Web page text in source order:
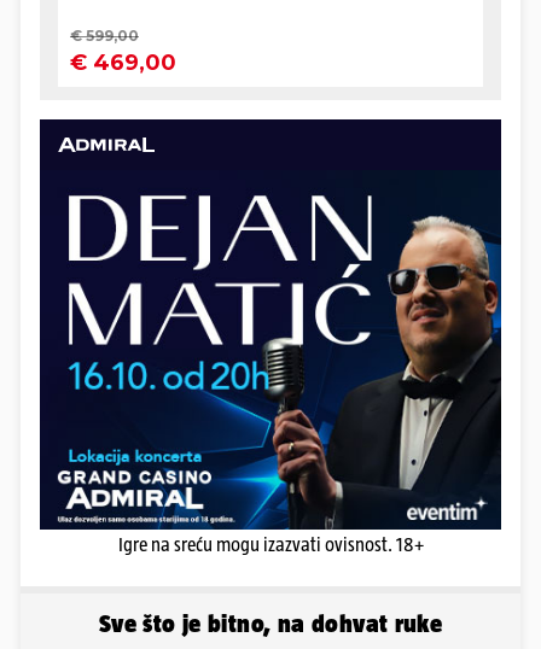
Igre na sreću mogu izazvati ovisnost. 18+
Sve što je bitno, na dohvat ruke